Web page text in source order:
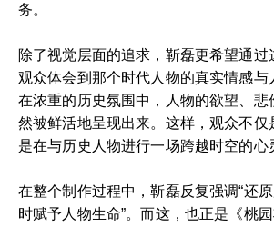
务。
除了视觉层面的追求，靳磊更希望通过
观众体会到那个时代人物的真实情感与
在浓重的历史氛围中，人物的欲望、悲
然被鲜活地呈现出来。这样，观众不仅
是在与历史人物进行一场跨越时空的心
在整个制作过程中，靳磊反复强调“还
时赋予人物生命”。而这，也正是《桃